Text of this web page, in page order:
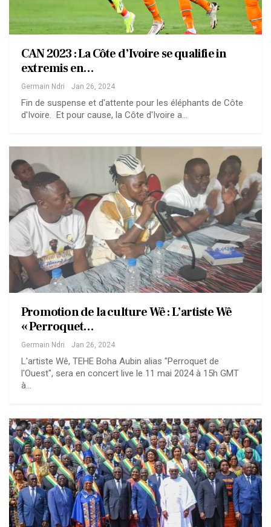
CAN 2023 : La Côte d’Ivoire se qualifie in
extremis en…
Germain Ndri Jan 26, 2024
Fin de suspense et d'attente pour les éléphants de Côte
d'Ivoire. Et pour cause, la Côte d'Ivoire a…
Promotion de la culture Wê : L’artiste Wê
« Perroquet…
Germain Ndri Jan 26, 2024
L'artiste Wê, TEHE Boha Aubin alias "Perroquet de
l'Ouest", sera en concert live le 11 mai 2024 à 15h GMT
à…